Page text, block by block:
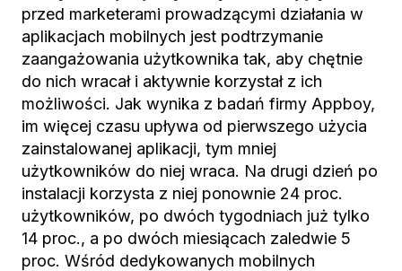
przed marketerami prowadzącymi działania w
aplikacjach mobilnych jest podtrzymanie
zaangażowania użytkownika tak, aby chętnie
do nich wracał i aktywnie korzystał z ich
możliwości. Jak wynika z badań firmy Appboy,
im więcej czasu upływa od pierwszego użycia
zainstalowanej aplikacji, tym mniej
użytkowników do niej wraca. Na drugi dzień po
instalacji korzysta z niej ponownie 24 proc.
użytkowników, po dwóch tygodniach już tylko
14 proc., a po dwóch miesiącach zaledwie 5
proc. Wśród dedykowanych mobilnych